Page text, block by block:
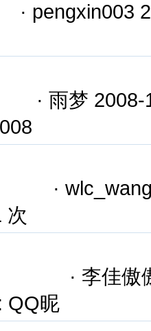
pengxin003
雨梦 2008-
次
李佳傲
QQ昵